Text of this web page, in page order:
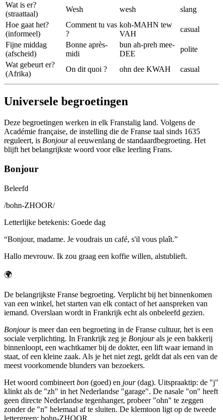
Wat is er?
(straattaal)
Wesh wesh
slang
Hoe gaat het?
(informeel)
Comment tu vas
?
koh-MAHN tew
VAH
casual
Fijne middag
(afscheid)
Bonne après-
midi
bun ah-preh mee-
DEE
polite
Wat gebeurt er?
(Afrika)
On dit quoi ? ohn dee KWAH casual
Universele begroetingen
Deze begroetingen werken in elk Franstalig land. Volgens de
Académie française, de instelling die de Franse taal sinds 1635
reguleert, is Bonjoural eeuwenlang de standaardbegroeting. Het
blijft het belangrijkste woord voor elke leerling Frans.
Bonjour
Beleefd
/bohn-ZHOOR/
Letterlijke betekenis: Goede dag
“Bonjour, madame. Je voudrais un café, s'il vous plaît.”
Hallo mevrouw. Ik zou graag een koffie willen, alstublieft.
🌍
De belangrijkste Franse begroeting. Verplicht bij het binnenkomen
van een winkel, het starten van elk contact of het aanspreken van
iemand. Overslaan wordt in Frankrijk echt als onbeleefd gezien.
Bonjouris meer dan een begroeting in de Franse cultuur, het is een
sociale verplichting. In Frankrijk zeg je Bonjourals je een bakkerij
binnenloopt, een wachtkamer bij de dokter, een lift waar iemand in
staat, of een kleine zaak. Als je het niet zegt, geldt dat als een van de
meest voorkomende blunders van bezoekers.
Het woord combineert bon (goed) en jour(dag). Uitspraaktip: de "j"
klinkt als de "zh" in het Nederlandse "garage". De nasale "on" heeft
geen directe Nederlandse tegenhanger, probeer "ohn" te zeggen
zonder de "n" helemaal af te sluiten. De klemtoon ligt op de tweede
lettergreep: bohn-ZHOOR.